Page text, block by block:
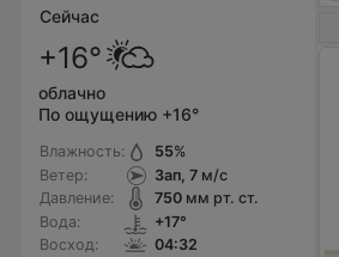
Сейчас
+16°
облачно
По ощущению +16°
Влажность:
Ветер:
Давление:
Вода:
Восход:
55%
Зап, 7м/с
750мм рт. ст.
+17°
04:32